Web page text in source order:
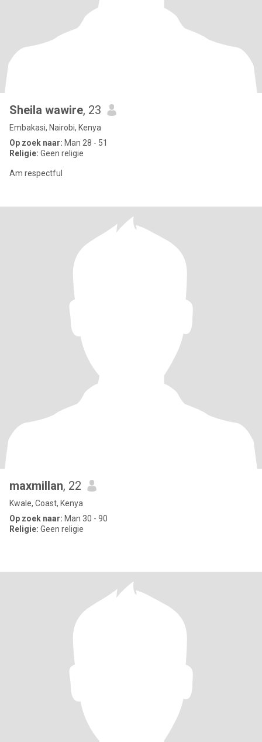
Sheila wawire, 23
Embakasi, Nairobi, Kenya
Op zoek naar: Man 28 - 51
Religie: Geen religie
Am respectful
maxmillan, 22
Kwale, Coast, Kenya
Op zoek naar: Man 30 - 90
Religie: Geen religie